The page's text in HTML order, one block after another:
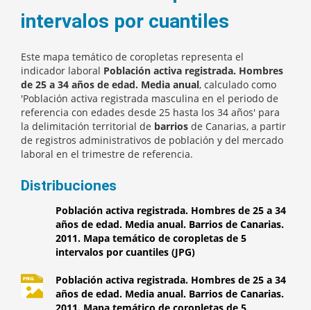
intervalos por cuantiles
Este mapa temático de coropletas representa el
indicador laboral Población activa registrada. Hombres
de 25 a 34 años de edad. Media anual, calculado como
'Población activa registrada masculina en el periodo de
referencia con edades desde 25 hasta los 34 años' para
la delimitación territorial de barrios de Canarias, a partir
de registros administrativos de población y del mercado
laboral en el trimestre de referencia.
Distribuciones
Población activa registrada. Hombres de 25 a 34
años de edad. Media anual. Barrios de Canarias.
2011. Mapa temático de coropletas de 5
intervalos por cuantiles (JPG)
Población activa registrada. Hombres de 25 a 34
años de edad. Media anual. Barrios de Canarias.